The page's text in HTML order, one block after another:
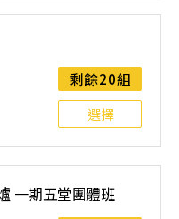
、動作分解練習、比賽
剩餘20組
選擇
、動作分解練習、比賽
密集的訓練掌握游泳
一期五堂團體班